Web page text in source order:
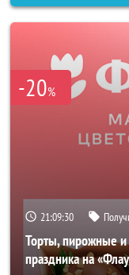
-20%
21:09:28
Торты, пирожные и
праздника на